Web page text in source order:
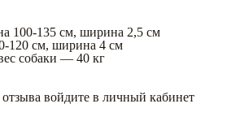
100-135 см, ширина 2,5 см
120 см, ширина 4 см
собаки — 40 кг
войдите в личный кабинет